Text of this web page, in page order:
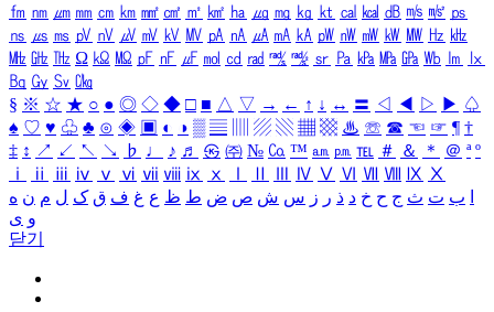
㎙ ㎚ ㎛ ㎜ ㎝ ㎞ ㎟ ㎠ ㎡ ㎢ ㏊ ㎍ ㎎ ㎏ ㏏ ㎈ ㎉ ㏈ ㎧ ㎨ ㎰
㎱ ㎲ ㎳ ㎴ ㎵ ㎶ ㎷ ㎸ ㎹ ㎀ ㎁ ㎂ ㎃ ㎄ ㎺ ㎻ ㎽ ㎾ ㎿ ㎐ ㎑
㎒ ㎓ ㎔ Ω ㏀ ㏁ ㎊ ㎋ ㎌ ㏖ ㏅ ㎭ ㎮ ㎯ ㏛ ㎩ ㎪ ㎫ ㎬ ㏝ ㏐
㏓
㏃ ㏉ ㏜ ㏆
§ ※ ☆ ★ ○ ● ◎ ◇ ◆ □ ■ △ ▽ → ← ↑ ↓ ↔ 〓 ◁ ◀ ▷ ▶ ♤
♠ ♡ ♥ ♧ ♣ ⊙ ◈ ▣ ◐ ◑ ▒ ▤ ▨ ▧ ▦ ▩ ♨ ☏ ☎ ☜ ☞ ¶ †
‡ ↕ ↗ ↙ ↖ ↘ ♭ ♩ ♪ ♬ ㉿ ㈜ № ㏇ ™ ㏂ ㏘ ℡ ＃ ＆ ＊ ＠ ª º
ⅰ
ⅱ ⅲ ⅳ ⅴ ⅵ ⅶ ⅷ ⅸ ⅹ Ⅳ Ⅴ Ⅵ Ⅶ Ⅷ Ⅸ Ⅹ
ب ت ث ج ح خ د ذ ر ز س ش ص ض ط ظ ع غ ف ق ک ل م ن ه
و ی
닫기